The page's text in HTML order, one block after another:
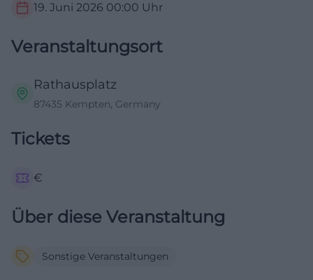
19. Juni 2026 00:00 Uhr
Veranstaltungsort
Rathausplatz
87435 Kempten, Germany
Tickets
€
Über diese Veranstaltung
Sonstige Veranstaltungen